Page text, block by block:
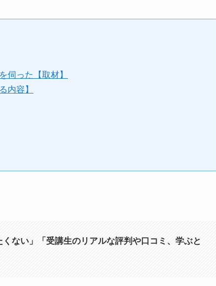
伺った【取材】
内容】
くない」「受講生のリアルな評判や口コミ、学ぶと